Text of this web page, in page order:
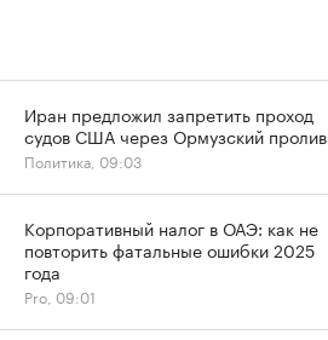
Иран предложил запретить проход
судов США через Ормузский пролив
Политика, 09:03
Корпоративный налог в ОАЭ: как не
повторить фатальные ошибки 2025
года
Pro, 09:01